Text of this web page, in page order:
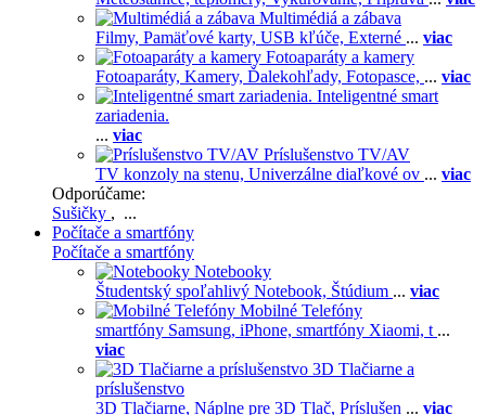
Multimédiá a zábava
Filmy, Pamäťové karty, USB kľúče, Externé ... viac
Fotoaparáty a kamery
Fotoaparáty, Kamery, Ďalekohľady, Fotopasce, ... viac
Inteligentné smart
zariadenia.
... viac
Príslušenstvo TV/AV
TV konzoly na stenu, Univerzálne diaľkové ov ... viac
Odporúčame:
Sušičky , ...
Počítače a smartfóny
Počítače a smartfóny
Notebooky
Študentský spoľahlivý Notebook, Štúdium ... viac
Mobilné Telefóny
smartfóny Samsung, iPhone, smartfóny Xiaomi, t ...
viac
3D Tlačiarne a
príslušenstvo
3D Tlačiarne, Náplne pre 3D Tlač, Príslušen ... viac